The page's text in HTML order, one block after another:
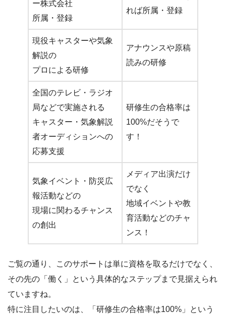
ー株式会社
所属・登録
れば所属・登録
現役キャスターや気象
解説の
プロによる研修
アナウンスや原稿
読みの研修
全国のテレビ・ラジオ
局などで実施される
キャスター・気象解説
者オーディションへの
応募支援
研修生の合格率は
100%だそうで
す！
気象イベント・防災広
報活動などの
現場に関わるチャンス
の創出
メディア出演だけ
でなく
地域イベントや教
育活動などのチャ
ンス！
ご覧の通り、このサポートは単に資格を取るだけでなく、
その先の「働く」という具体的なステップまで見据えられ
ていますね。
特に注目したいのは、「研修生の合格率は100%」という